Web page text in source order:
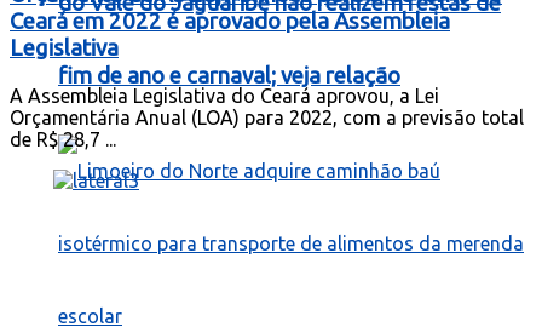
fim de ano e carnaval; veja relação
Ceará em 2022 é aprovado pela Assembleia
Legislativa
A Assembleia Legislativa do Ceará aprovou, a Lei
Orçamentária Anual (LOA) para 2022, com a previsão total
de R$ 28,7 ...